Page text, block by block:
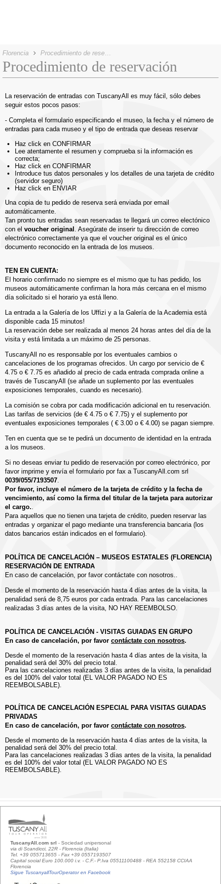
Florencia Procedimiento de reservación
Procedimiento de reservación
La reservación de entradas con TuscanyAll es muy fácil, sólo debes
seguir estos pocos pasos:
- Completa el formulario especificando el museo, la fecha y el número de
entradas para cada museo y el tipo de entrada que deseas reservar
Haz click en CONFIRMAR
Lee atentamente el resumen y comprueba si la información es
correcta;
Haz click en CONFIRMAR
Introduce tus datos personales y los detalles de una tarjeta de crédito
(servidor seguro)
Haz click en ENVIAR
Una copia de tu pedido de reserva será enviada por email
automáticamente.
Tan pronto tus entradas sean reservadas te llegará un correo electónico
con el voucher original . Asegúrate de inserir tu dirección de correo
electrónico correctamente ya que el voucher original es el único
documento reconocido en la entrada de los museos.
TEN EN CUENTA:
El horario confirmado no siempre es el mismo que tu has pedido, los
museos automáticamente confirman la hora más cercana en el mismo
día solicitado si el horario ya está lleno.
La entrada a la Galería de los Uffizi y a la Galería de la Academia está
disponible cada 15 minutos!
La reservación debe ser realizada al menos 24 horas antes del día de la
visita y está limitada a un máximo de 25 personas.
TuscanyAll no es responsable por los eventuales cambios o
cancelaciones de los programas ofrecidos. Un cargo por servicio de €
4.75 o € 7.75 es añadido al precio de cada entrada comprada online a
través de TuscanyAll (se añade un suplemento por las eventuales
exposiciones temporales, cuando es necesario).
La comisión se cobra por cada modificación adicional en tu reservación.
Las tarifas de servicios (de € 4.75 o € 7.75) y el suplemento por
eventuales exposiciones temporales ( € 3.00 o € 4.00) se pagan siempre.
Ten en cuenta que se te pedirá un documento de identidad en la entrada
a los museos.
Si no deseas enviar tu pedido de reservación por correo electrónico, por
favor imprime y envía el formulario por fax a TuscanyAll.com srl
0039/055/7193507.
Por favor, incluye el número de la tarjeta de crédito y la fecha de
vencimiento, así como la firma del titular de la tarjeta para autorizar
el cargo..
Para aquellos que no tienen una tarjeta de crédito, pueden reservar las
entradas y organizar el pago mediante una transferencia bancaria (los
datos bancarios están indicados en el formulario).
POLÍTICA DE CANCELACIÓN – MUSEOS ESTATALES (FLORENCIA)
RESERVACIÓN DE ENTRADA
En caso de cancelación, por favor contáctate con nosotros..
Desde el momento de la reservación hasta 4 días antes de la visita, la
penalidad será de 8,75 euros por cada entrada. Para las cancelaciones
realizadas 3 días antes de la visita, NO HAY REEMBOLSO.
POLÍTICA DE CANCELACIÓN - VISITAS GUIADAS EN GRUPO
En caso de cancelación, por favor contáctate con nosotros.
Desde el momento de la reservación hasta 4 días antes de la visita, la
penalidad será del 30% del precio total.
Para las cancelaciones realizadas 3 días antes de la visita, la penalidad
es del 100% del valor total (EL VALOR PAGADO NO ES
REEMBOLSABLE).
POLÍTICA DE CANCELACIÓN ESPECIAL PARA VISITAS GUIADAS
PRIVADAS
En caso de cancelación, por favor contáctate con nosotros.
Desde el momento de la reservación hasta 4 días antes de la visita, la
penalidad será del 30% del precio total.
Para las cancelaciones realizadas 3 días antes de la visita, la penalidad
es del 100% del valor total (EL VALOR PAGADO NO ES
REEMBOLSABLE).
TuscanyAll.com srl - Sociedad unipersonal
via di Scandicci, 22R - Florencia (Italia)
Tel. +39 055713655 - Fax +39 0557193507
Capital social Euro 100.000 i.v. - C.F.- P.Iva 05511100488 - REA 552158 CCIAA
Florencia
Sigue TuscanyallTourOperator en Facebook